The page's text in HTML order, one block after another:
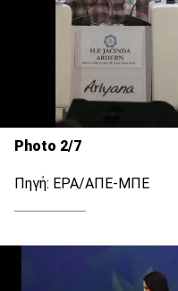
Photo 2/7
Πηγή: EPA/ΑΠΕ-ΜΠΕ